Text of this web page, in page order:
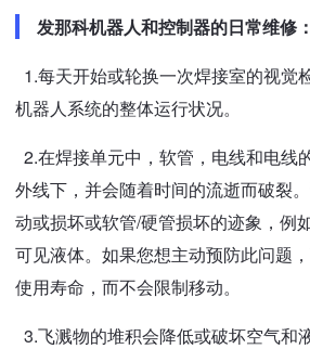
发那科机器人和控制器的日常维修：
1.每天开始或轮换一次焊接室的视觉
机器人系统的整体运行状况。
2.在焊接单元中，软管，电线和电线
外线下，并会随着时间的流逝而破裂
动或损坏或软管/硬管损坏的迹象，例
可见液体。如果您想主动预防此问题
使用寿命，而不会限制移动。
3.飞溅物的堆积会降低或破坏空气和